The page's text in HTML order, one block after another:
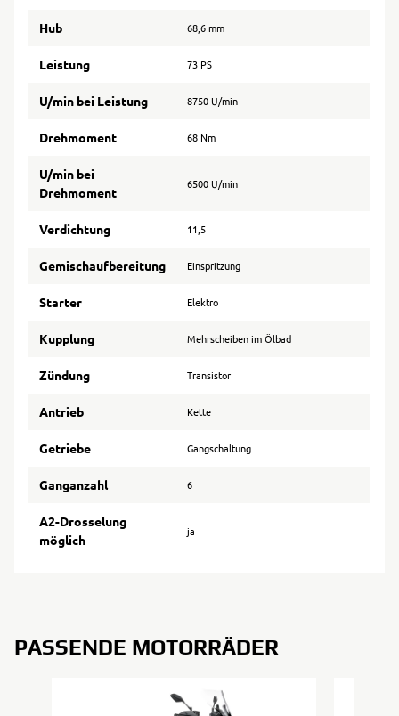
Hub 68,6 mm
Leistung 73 PS
U/min bei Leistung 8750 U/min
Drehmoment 68 Nm
U/min bei
Drehmoment
6500 U/min
Verdichtung 11,5
Gemischaufbereitung Einspritzung
Starter Elektro
Kupplung Mehrscheiben im Ölbad
Zündung Transistor
Antrieb Kette
Getriebe Gangschaltung
Ganganzahl 6
A2-Drosselung
möglich
ja
PASSENDE MOTORRÄDER